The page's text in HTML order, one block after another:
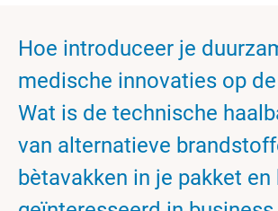
Hoe introduceer je
medische innovaties op
Wat is de technische
van alternatieve
bètavakken in je pakket en